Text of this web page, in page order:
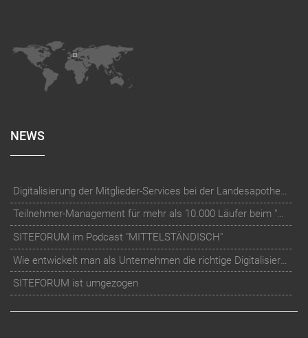
NEWS
Digitalisierung der Mitglieder-Services bei der Landesapothekerkammer Baden-Württemberg
Teilnehmer-Management für mehr als 10.000 Läufer beim "RUN Thüringer Unternehmenslauf"
SITEFORUM im Podcast "MITTELSTÄNDISCH"
Wie entwickelt man als Unternehmen die richtige Digitalisierungs-Strategie?
SITEFORUM ist umgezogen